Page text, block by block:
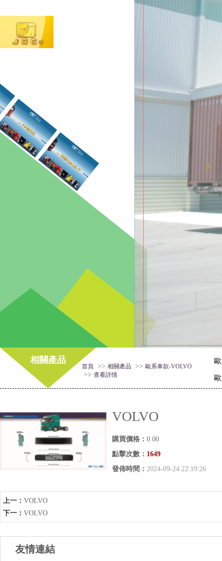
相關產品
首頁 >> 相關產品 >> 歐系車款-VOLVO
>> 查看詳情
VOLVO
購買價格： 0.00
點擊次數： 1649
發佈時間： 2024-09-24 22:19:26
上一： VOLVO
下一： VOLVO
友情連結